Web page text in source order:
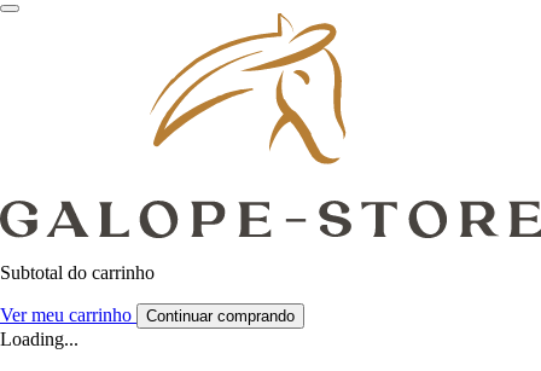
Subtotal do carrinho
Ver meu carrinho Continuar comprando
Loading...